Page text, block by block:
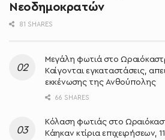
Νεοδημοκρατών
81 SHARES
Μεγάλη φωτιά στο
Καίγονται εγκαταστάσεις,
εκκένωσης της Ανθούπολης
66 SHARES
Κόλαση φωτιάς στο
Κάηκαν κτίρια επιχειρήσεων,